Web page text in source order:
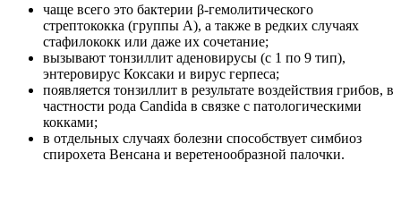
чаще всего это бактерии β-гемолитического
стрептококка (группы А), а также в редких случаях
стафилококк или даже их сочетание;
вызывают тонзиллит аденовирусы (с 1 по 9 тип),
энтеровирус Коксаки и вирус герпеса;
появляется тонзиллит в результате воздействия грибов, в
частности рода Candida в связке с патологическими
кокками;
в отдельных случаях болезни способствует симбиоз
спирохета Венсана и веретенообразной палочки.